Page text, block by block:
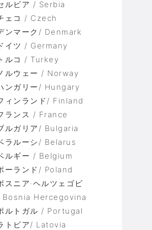
ルビア / Serbia
ェコ / Czech
ンマーク/ Denmark
イツ / Germany
ルコ / Turkey
ルウェー / Norway
ンガリー/ Hungary
ィンランド/ Finland
ランス / France
ルガリア/ Bulgaria
ラルーシ/ Belarus
ルギー / Belgium
ーランド/ Poland
スニア·ヘルツェゴビ
Bosnia Hercegovina
ルトガル / Portugal
トビア/ Latovia